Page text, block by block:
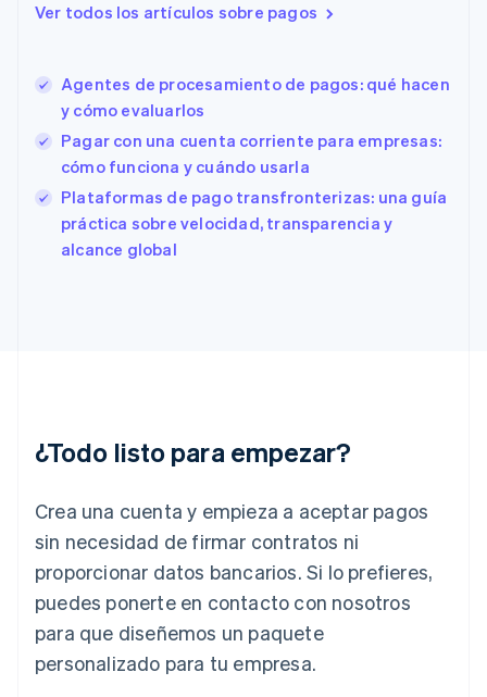
Ver todos los artículos sobre pagos
Agentes de procesamiento de pagos: qué hacen
y cómo evaluarlos
Pagar con una cuenta corriente para empresas:
cómo funciona y cuándo usarla
Plataformas de pago transfronterizas: una guía
práctica sobre velocidad, transparencia y
alcance global
¿Todo listo para empezar?
Crea una cuenta y empieza a aceptar pagos
sin necesidad de firmar contratos ni
proporcionar datos bancarios. Si lo prefieres,
puedes ponerte en contacto con nosotros
para que diseñemos un paquete
personalizado para tu empresa.
Eslovenia
EspañolEnglish
Estados Unidos
English
Estonia
English
Finlandia
EnglishSvenska
Francia
English
Irlanda
Italia
English
Japón
日本語English
Letonia
Liechtenstein
DeutschEnglish